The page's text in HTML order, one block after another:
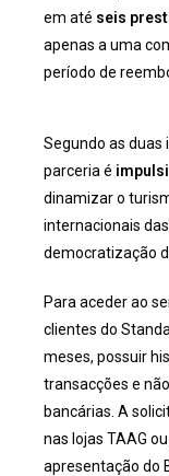
em até seis
apenas a uma
período de
Segundo as duas
parceria é
dinamizar o
internacionais
democratização
Para aceder ao
clientes do
meses, possuir
transacções e
bancárias. A
nas lojas TAAG
apresentação do